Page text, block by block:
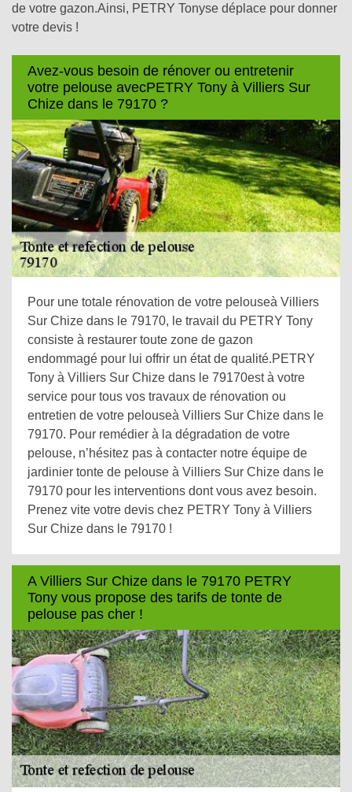
de votre gazon.Ainsi, PETRY Tonyse déplace pour donner
votre devis !
Avez-vous besoin de rénover ou entretenir
votre pelouse avecPETRY Tony à Villiers Sur
Chize dans le 79170 ?
Pour une totale rénovation de votre pelouseà Villiers
Sur Chize dans le 79170, le travail du PETRY Tony
consiste à restaurer toute zone de gazon
endommagé pour lui offrir un état de qualité.PETRY
Tony à Villiers Sur Chize dans le 79170est à votre
service pour tous vos travaux de rénovation ou
entretien de votre pelouseà Villiers Sur Chize dans le
79170. Pour remédier à la dégradation de votre
pelouse, n’hésitez pas à contacter notre équipe de
jardinier tonte de pelouse à Villiers Sur Chize dans le
79170 pour les interventions dont vous avez besoin.
Prenez vite votre devis chez PETRY Tony à Villiers
Sur Chize dans le 79170 !
A Villiers Sur Chize dans le 79170 PETRY
Tony vous propose des tarifs de tonte de
pelouse pas cher !